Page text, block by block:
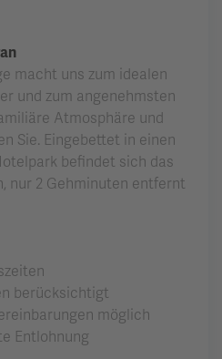
macht uns zum idealen
und zum angenehmsten
Atmosphäre und
Sie. Eingebettet in einen
befindet sich das
nur 2 Gehminuten entfernt
berücksichtigt
möglich
Entlohnung